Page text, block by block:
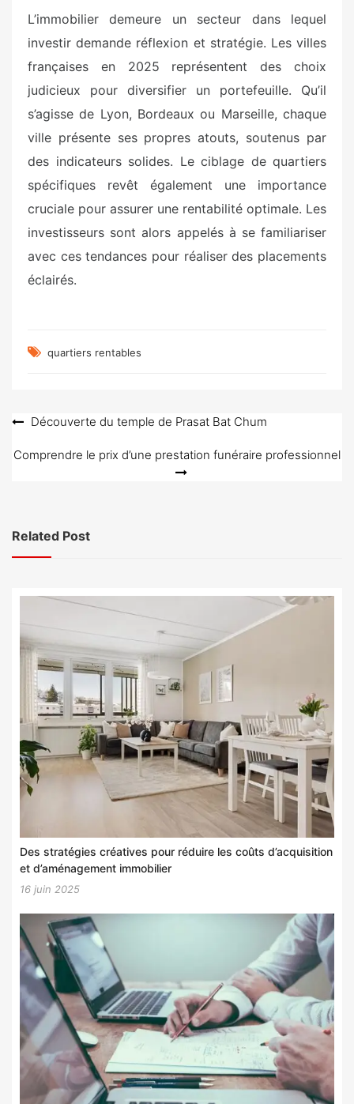
L’immobilier demeure un secteur dans lequel
investir demande réflexion et stratégie. Les villes
françaises en 2025 représentent des choix
judicieux pour diversifier un portefeuille. Qu’il
s’agisse de Lyon, Bordeaux ou Marseille, chaque
ville présente ses propres atouts, soutenus par
des indicateurs solides. Le ciblage de quartiers
spécifiques revêt également une importance
cruciale pour assurer une rentabilité optimale. Les
investisseurs sont alors appelés à se familiariser
avec ces tendances pour réaliser des placements
éclairés.
quartiers rentables
Navigation
de
Découverte du temple de Prasat Bat Chum
Comprendre le prix d’une prestation funéraire professionnel
Related Post
Des stratégies créatives pour réduire les coûts d’acquisition
et d’aménagement immobilier
16 juin 2025